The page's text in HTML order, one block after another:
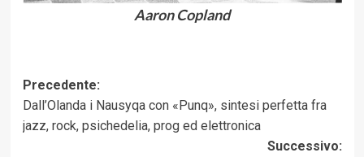
Aaron Copland
Navigazione
articolo
Precedente:
Dall’Olanda i Nausyqa con «Punq», sintesi perfetta fra
jazz, rock, psichedelia, prog ed elettronica
Successivo: